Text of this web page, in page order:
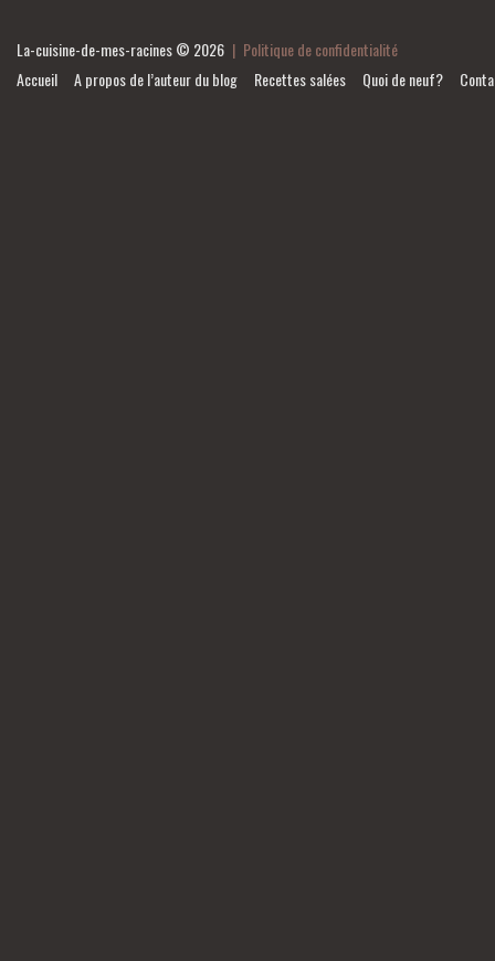
La-cuisine-de-mes-racines© 2026 | Politique de confidentialité
Accueil
A propos de l’auteur du blog Recettes salées Quoi de neuf?